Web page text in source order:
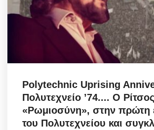
Polytechnic Uprising
Πολυτεχνείο ’74.... Ο
«Ρωμιοσύνη», στην πρώτη
του Πολυτεχνείου και